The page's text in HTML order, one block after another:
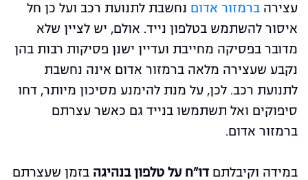
עצירה ברמזור אדום נחשבת לתנועת רכב ועל כן חל
איסור להשתמש בטלפון נייד. אולם, יש לציין שלא
מדובר בפסיקה מחייבת ועדיין ישנן פסיקות רבות בהן
נקבע שעצירה מלאה ברמזור אדום אינה נחשבת
לתנועת רכב. לכן, על מנת להימנע מסיכון מיותר, דחו
סיפוקים ואל תשתמשו בנייד גם כאשר עצרתם
ברמזור אדום.
במידה וקיבלתם דו"ח על טלפון בנהיגה בזמן שעצרתם